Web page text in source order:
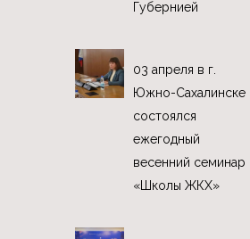
Губернией
03 апреля в г.
Южно-Сахалинске
состоялся
ежегодный
весенний семинар
«Школы ЖКХ»